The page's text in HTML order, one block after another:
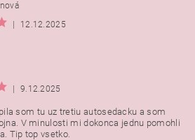
|
12.12.2025
|
9.12.2025
som tu uz tretiu autosedacku a som
V minulosti mi dokonca jednu pomohli
Tip top vsetko.